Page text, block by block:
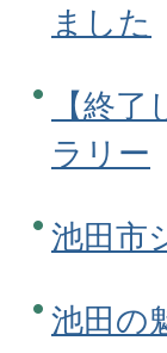
ました
【終
ラリー
池田市
池田の